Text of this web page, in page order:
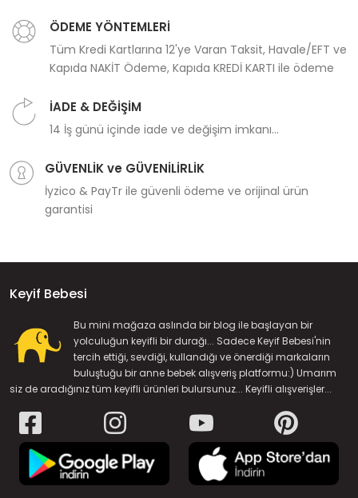
ÖDEME YÖNTEMLERİ
Tüm Kredi Kartlarına 12'ye Varan Taksit, Havale/EFT ve
Kapıda NAKİT Ödeme, Kapıda KREDİ KARTI ile ödeme
İADE & DEĞİŞİM
14 İş günü içinde iade ve değişim imkanı...
GÜVENLİK ve GÜVENİLİRLİK
İyzico & PayTr ile güvenli ödeme ve orijinal ürün
garantisi
Keyif Bebesi
Bu mini mağaza aslında bir blog ile başlayan bir
yolculuğun keyifli bir durağı... Sadece Keyif Bebesi'nin
tercih ettiği, sevdiği, kullandığı ve önerdiği markaların
buluştuğu bir anne bebek alışveriş platformu:) Umarım
siz de aradığınız tüm keyifli ürünleri bulursunuz... Keyifli alışverişler...